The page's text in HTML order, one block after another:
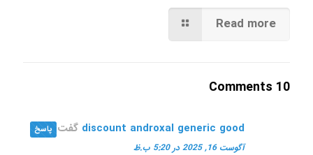
Read more
10 Comments
discount androxal generic good گفت:
آگوست 16, 2025 در 5:20 ب.ظ
پاسخ